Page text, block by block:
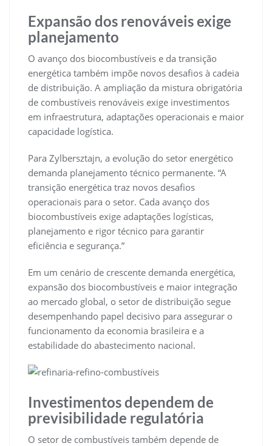
Expansão dos renováveis exige
planejamento
O avanço dos biocombustíveis e da transição
energética também impõe novos desafios à cadeia
de distribuição. A ampliação da mistura obrigatória
de combustíveis renováveis exige investimentos
em infraestrutura, adaptações operacionais e maior
capacidade logística.
Para Zylbersztajn, a evolução do setor energético
demanda planejamento técnico permanente. “A
transição energética traz novos desafios
operacionais para o setor. Cada avanço dos
biocombustíveis exige adaptações logísticas,
planejamento e rigor técnico para garantir
eficiência e segurança.”
Em um cenário de crescente demanda energética,
expansão dos biocombustíveis e maior integração
ao mercado global, o setor de distribuição segue
desempenhando papel decisivo para assegurar o
funcionamento da economia brasileira e a
estabilidade do abastecimento nacional.
Investimentos dependem de
previsibilidade regulatória
O setor de combustíveis também depende de